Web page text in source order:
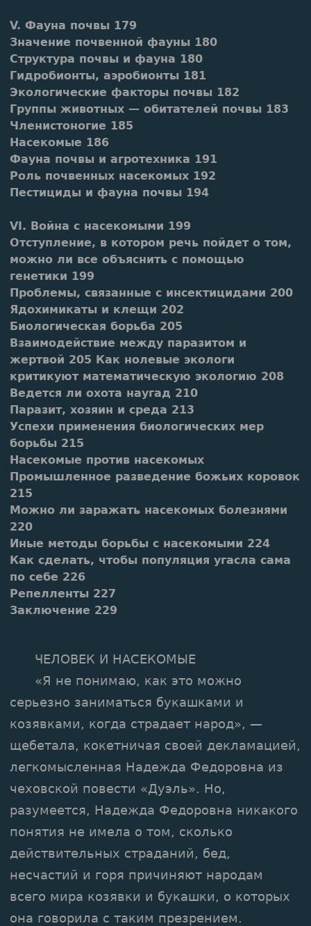
V. Фауна почвы 179
Значение почвенной фауны 180
Структура почвы и фауна 180
Гидробионты, аэробионты 181
Экологические факторы почвы 182
Группы животных — обитателей почвы 183
Членистоногие 185
Насекомые 186
Фауна почвы и агротехника 191
Роль почвенных насекомых 192
Пестициды и фауна почвы 194
VI. Война с насекомыми 199
Отступление, в котором речь пойдет о том,
можно ли все объяснить с помощью
генетики 199
Проблемы, связанные с инсектицидами 200
Ядохимикаты и клещи 202
Биологическая борьба 205
Взаимодействие между паразитом и
жертвой 205 Как нолевые экологи
критикуют математическую экологию 208
Ведется ли охота наугад 210
Паразит, хозяин и среда 213
Успехи применения биологических мер
борьбы 215
Насекомые против насекомых
Промышленное разведение божьих коровок
215
Можно ли заражать насекомых болезнями
220
Иные методы борьбы с насекомыми 224
Как сделать, чтобы популяция угасла сама
по себе 226
Репелленты 227
Заключение 229
ЧЕЛОВЕК И НАСЕКОМЫЕ
«Я не понимаю, как это можно
серьезно заниматься букашками и
козявками, когда страдает народ», —
щебетала, кокетничая своей декламацией,
легкомысленная Надежда Федоровна из
чеховской повести «Дуэль». Но,
разумеется, Надежда Федоровна никакого
понятия не имела о том, сколько
действительных страданий, бед,
несчастий и горя причиняют народам
всего мира козявки и букашки, о которых
она говорила с таким презрением.